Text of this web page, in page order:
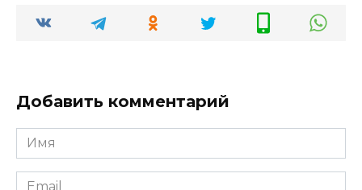
Добавить комментарий
Имя
*
Email